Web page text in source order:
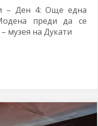
– Ден 4: Още една
преди да се
музея на Дукати